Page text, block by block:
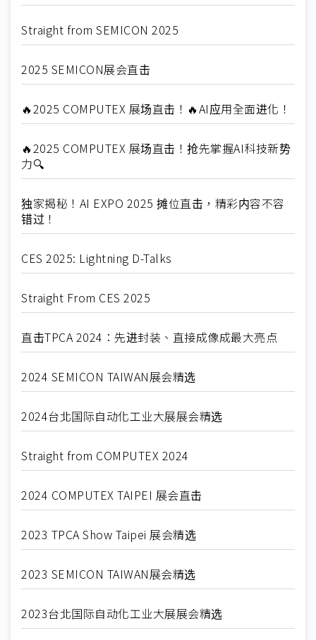
Straight from SEMICON 2025
2025 SEMICON展会直击
🔥2025 COMPUTEX 展场直击！🔥AI应用全面进化！
🔥2025 COMPUTEX 展场直击！抢先掌握AI科技新势
力🔍
独家揭秘！AI EXPO 2025 摊位直击，精彩内容不容
错过！
CES 2025: Lightning D-Talks
Straight From CES 2025
直击TPCA 2024：先进封装、直接成像成最大亮点
2024 SEMICON TAIWAN展会精选
2024台北国际自动化工业大展展会精选
Straight from COMPUTEX 2024
2024 COMPUTEX TAIPEI 展会直击
2023 TPCA Show Taipei 展会精选
2023 SEMICON TAIWAN展会精选
2023台北国际自动化工业大展展会精选